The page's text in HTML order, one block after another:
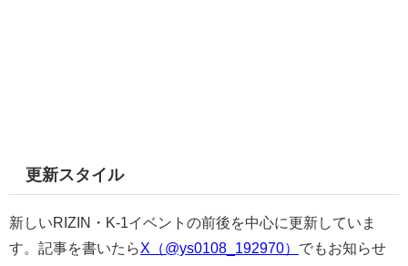
更新スタイル
新しいRIZIN・K-1イベントの前後を中心に更新していま
す。記事を書いたらX（@ys0108_192970） でもお知らせ